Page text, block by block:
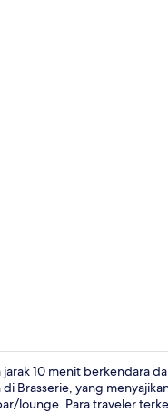
10 menit berkendara
Brasserie, yang
lounge. Para traveler